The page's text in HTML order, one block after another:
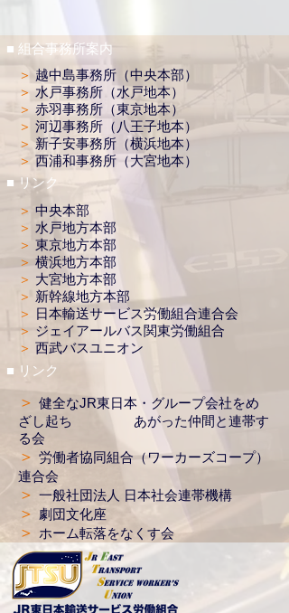
■ 組合事務所案内
＞ 越中島事務所（中央本部）
＞ 水戸事務所（水戸地本）
＞ 赤羽事務所（東京地本）
＞ 河辺事務所（八王子地本）
＞ 新子安事務所（横浜地本）
＞ 西浦和事務所（大宮地本）
■ リンク
＞ 中央本部
＞ 水戸地方本部
＞ 東京地方本部​
＞ 横浜地方本部
＞ 大宮地方本部
＞ 新幹線地方本部
＞ 日本輸送サービス労働組合連合会
＞ ジェイアールバス関東労働組合
＞ 西武バスユニオン
■ リンク
＞ 健全なJR東日本・グループ会社をめ
ざし起ち あがった仲間と連帯す
る会
＞ 労働者協同組合（ワーカーズコープ）
連合会
＞ 一般社団法人 日本社会連帯機構
＞ 劇団文化座
＞ ホーム転落をなくす会